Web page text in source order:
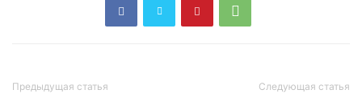
Предыдущая статья Следующая статья